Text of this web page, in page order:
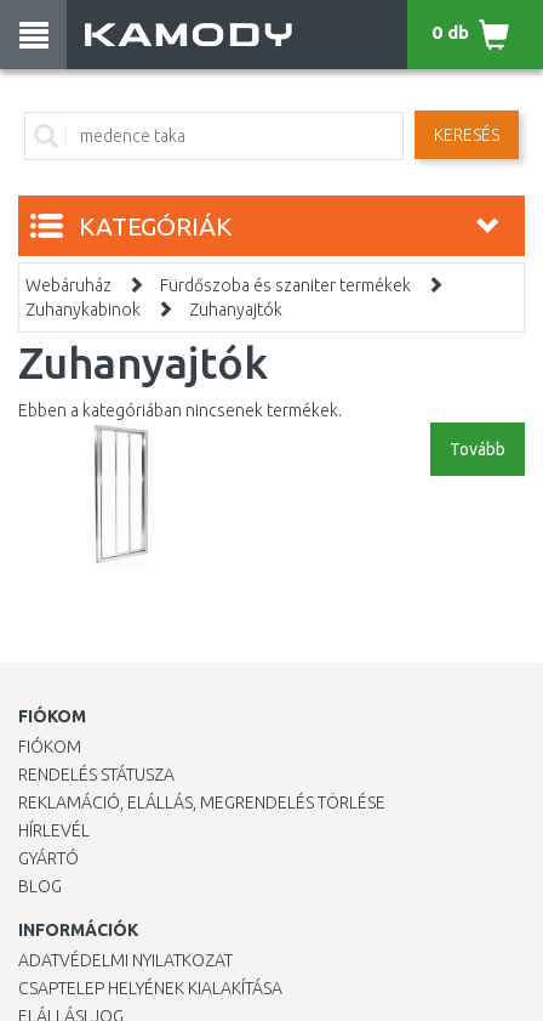
KERESÉS
0 db
KATEGÓRIÁK
Webáruház
Fürdőszoba és szaniter termékek
Zuhanykabinok
Zuhanyajtók
Zuhanyajtók
Ebben a kategóriában nincsenek termékek.
Tovább
FIÓKOM
FIÓKOM
RENDELÉS STÁTUSZA
REKLAMÁCIÓ, ELÁLLÁS, MEGRENDELÉS TÖRLÉSE
HÍRLEVÉL
GYÁRTÓ
BLOG
INFORMÁCIÓK
ADATVÉDELMI NYILATKOZAT
CSAPTELEP HELYÉNEK KIALAKÍTÁSA
ELÁLLÁSI JOG